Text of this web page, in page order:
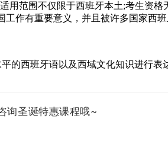
用范围不仅限于西班牙本土;考生资
作有重要意义，并且被许多国家西
的西班牙语以及西域文化知识进行表
询圣诞特惠课程哦~